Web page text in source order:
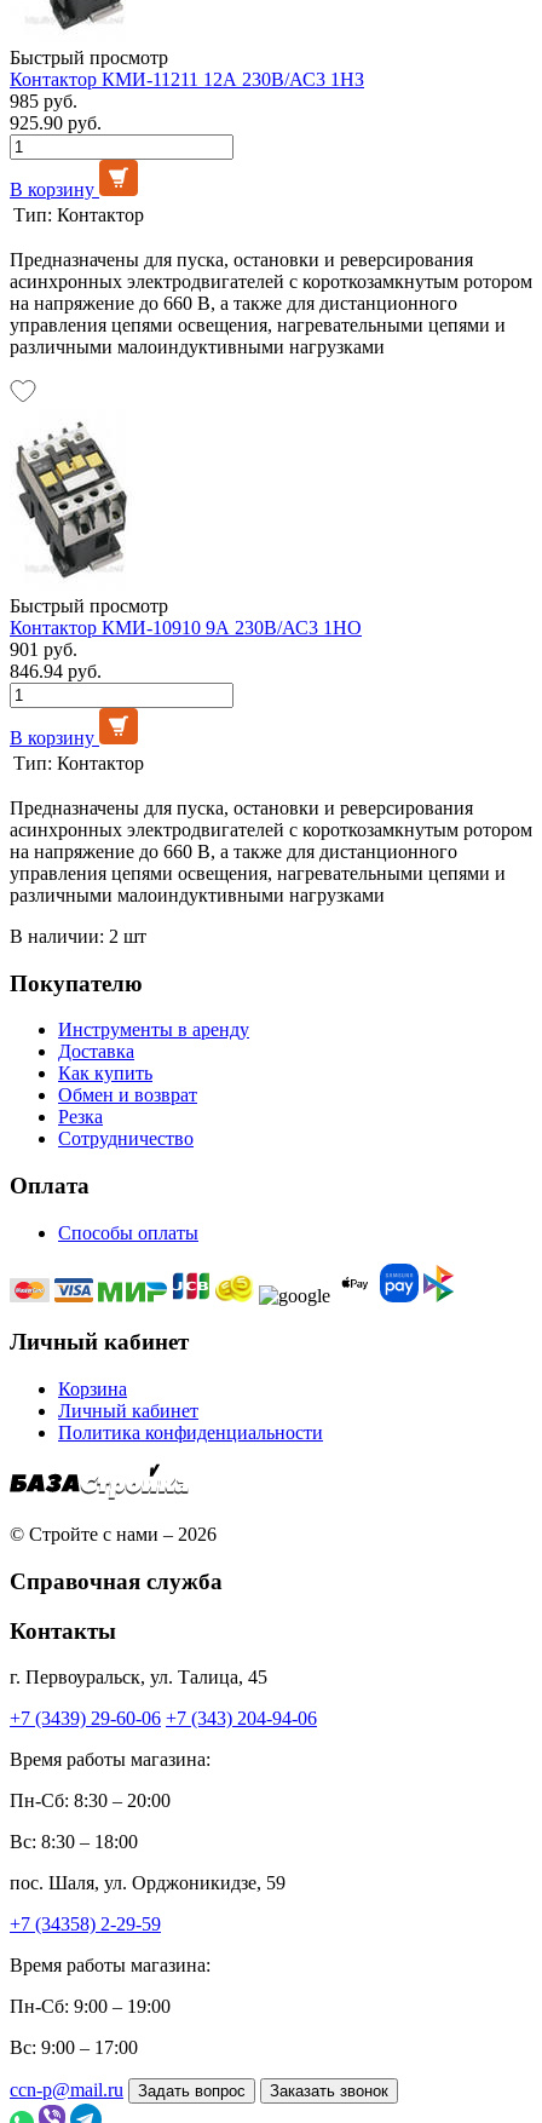
Быстрый просмотр
Контактор КМИ-11211 12А 230В/АС3 1HЗ
985 руб.
925.90 руб.
В корзину
Тип: Контактор
Предназначены для пуска, остановки и реверсирования
асинхронных электродвигателей с короткозамкнутым ротором
на напряжение до 660 В, а также для дистанционного
управления цепями освещения, нагревательными цепями и
различными малоиндуктивными нагрузками
Быстрый просмотр
Контактор КМИ-10910 9А 230В/АС3 1НО
901 руб.
846.94 руб.
В корзину
Тип: Контактор
Предназначены для пуска, остановки и реверсирования
асинхронных электродвигателей с короткозамкнутым ротором
на напряжение до 660 В, а также для дистанционного
управления цепями освещения, нагревательными цепями и
различными малоиндуктивными нагрузками
В наличии: 2 шт
Покупателю
Инструменты в аренду
Доставка
Как купить
Обмен и возврат
Резка
Сотрудничество
Оплата
Способы оплаты
Личный кабинет
Корзина
Личный кабинет
Политика конфиденциальности
© Стройте с нами – 2026
Справочная служба
Контакты
г. Первоуральск, ул. Талица, 45
+7 (3439) 29-60-06 +7 (343) 204-94-06
Время работы магазина:
Пн-Сб: 8:30 – 20:00
Вс: 8:30 – 18:00
пос. Шаля, ул. Орджоникидзе, 59
+7 (34358) 2-29-59
Время работы магазина:
Пн-Сб: 9:00 – 19:00
Вс: 9:00 – 17:00
ccn-p@mail.ru Задать вопрос Заказать звонок